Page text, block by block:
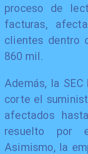
proceso de
facturas,
clientes dentro
860 mil.
Además, la
corte el
afectados
resuelto por
Asimismo, la